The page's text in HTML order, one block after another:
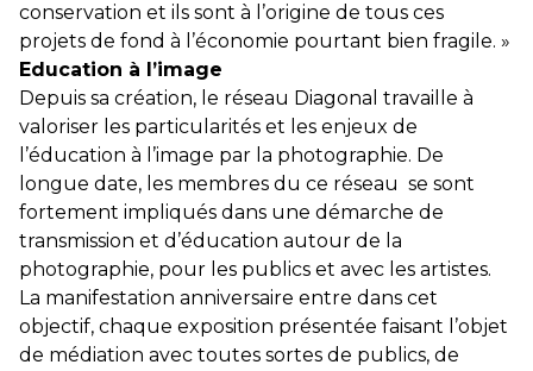
conservation et ils sont à l’origine de tous ces
projets de fond à l’économie pourtant bien fragile. »
Education à l’image
Depuis sa création, le réseau Diagonal travaille à
valoriser les particularités et les enjeux de
l’éducation à l’image par la photographie. De
longue date, les membres du ce réseau se sont
fortement impliqués dans une démarche de
transmission et d’éducation autour de la
photographie, pour les publics et avec les artistes.
La manifestation anniversaire entre dans cet
objectif, chaque exposition présentée faisant l’objet
de médiation avec toutes sortes de publics, de